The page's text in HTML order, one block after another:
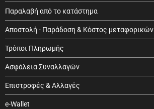
Παραλαβή από το κατάστημα
Αποστολή - Παράδοση & Κόστος μεταφορικών
Τρόποι Πληρωμής
Ασφάλεια Συναλλαγών
Επιστροφές & Αλλαγές
e-Wallet